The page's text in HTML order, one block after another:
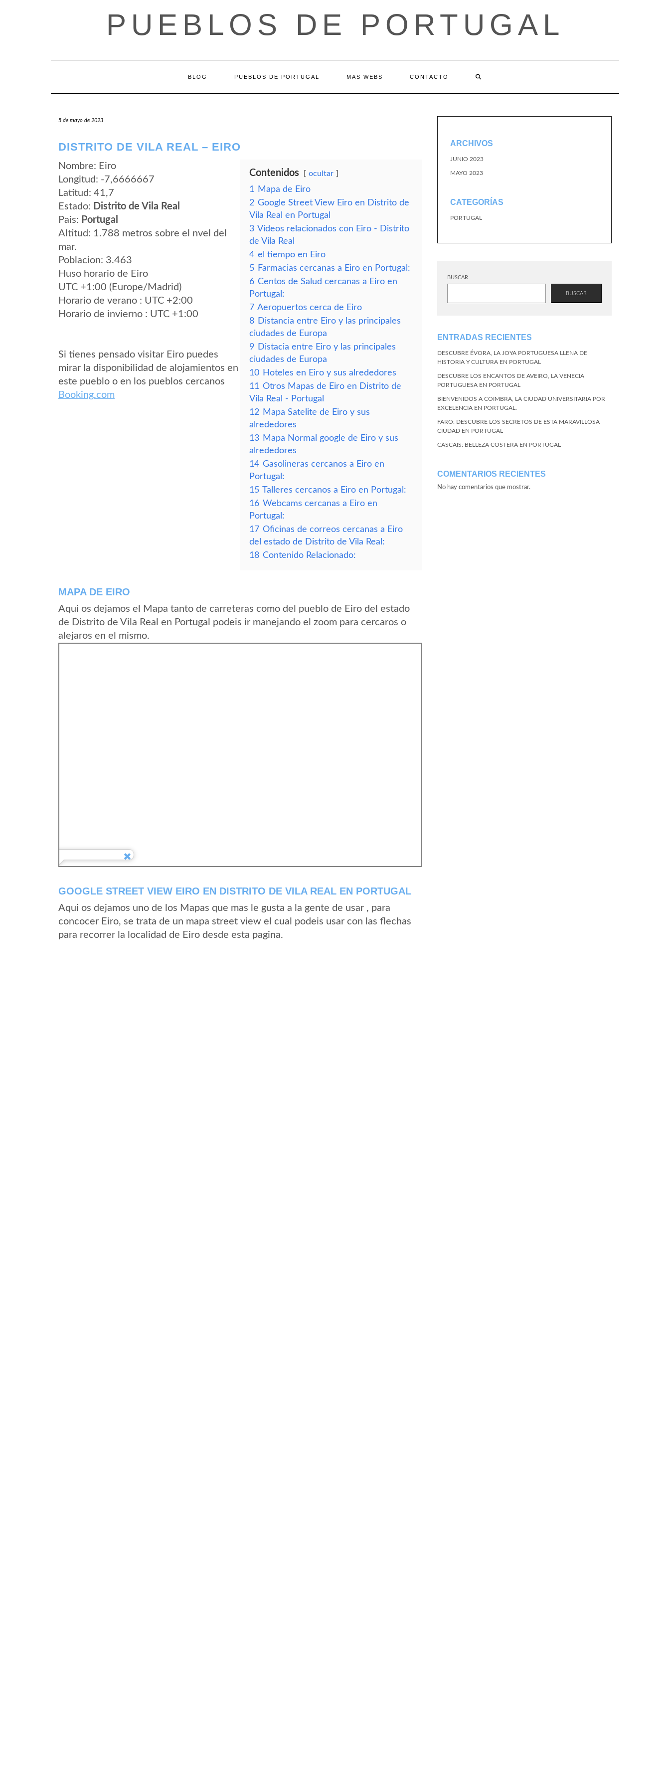
PUEBLOS DE PORTUGAL
BLOG PUEBLOS DE PORTUGAL MAS WEBS CONTACTO
5 de mayo de 2023
DISTRITO DE VILA REAL – EIRO
Nombre: Eiro
Longitud: -7,6666667
Latitud: 41,7
Estado: Distrito de Vila Real
Pais: Portugal
Altitud: 1.788 metros sobre el nvel del
mar.
Poblacion: 3.463
Huso horario de Eiro
UTC +1:00 (Europe/Madrid)
Horario de verano : UTC +2:00
Horario de invierno : UTC +1:00
Si tienes pensado visitar Eiro puedes
mirar la disponibilidad de alojamientos en
este pueblo o en los pueblos cercanos
Booking.com
Contenidos ocultar
1
Mapa de Eiro
2 Google Street View Eiro en Distrito de
Vila Real en Portugal
3 Vídeos relacionados con Eiro - Distrito
de Vila Real
4 el tiempo en Eiro
5 Farmacias cercanas a Eiro en Portugal:
6 Centos de Salud cercanas a Eiro en
Portugal:
7 Aeropuertos cerca de Eiro
8 Distancia entre Eiro y las principales
ciudades de Europa
9 Distacia entre Eiro y las principales
ciudades de Europa
10 Hoteles en Eiro y sus alrededores
11 Otros Mapas de Eiro en Distrito de
Vila Real - Portugal
12 Mapa Satelite de Eiro y sus
alrededores
13 Mapa Normal google de Eiro y sus
alrededores
14 Gasolineras cercanos a Eiro en
Portugal:
15 Talleres cercanos a Eiro en Portugal:
16 Webcams cercanas a Eiro en
Portugal:
17 Oficinas de correos cercanas a Eiro
del estado de Distrito de Vila Real:
18 Contenido Relacionado:
MAPA DE EIRO
Aqui os dejamos el Mapa tanto de carreteras como del pueblo de Eiro del estado
de Distrito de Vila Real en Portugal podeis ir manejando el zoom para cercaros o
alejaros en el mismo.
GOOGLE STREET VIEW EIRO EN DISTRITO DE VILA REAL EN PORTUGAL
Aqui os dejamos uno de los Mapas que mas le gusta a la gente de usar , para
concocer Eiro, se trata de un mapa street view el cual podeis usar con las flechas
para recorrer la localidad de Eiro desde esta pagina.
ARCHIVOS
JUNIO 2023
MAYO 2023
CATEGORÍAS
PORTUGAL
BUSCAR
BUSCAR
ENTRADAS RECIENTES
DESCUBRE ÉVORA, LA JOYA PORTUGUESA LLENA DE
HISTORIA Y CULTURA EN PORTUGAL
DESCUBRE LOS ENCANTOS DE AVEIRO, LA VENECIA
PORTUGUESA EN PORTUGAL
BIENVENIDOS A COIMBRA, LA CIUDAD UNIVERSITARIA POR
EXCELENCIA EN PORTUGAL.
FARO: DESCUBRE LOS SECRETOS DE ESTA MARAVILLOSA
CIUDAD EN PORTUGAL
CASCAIS: BELLEZA COSTERA EN PORTUGAL
COMENTARIOS RECIENTES
No hay comentarios que mostrar.